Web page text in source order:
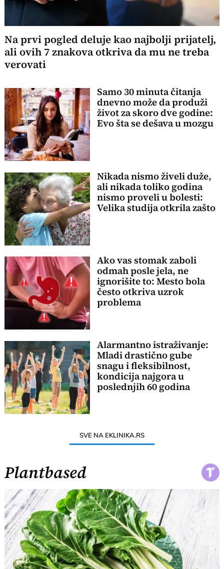
Na prvi pogled deluje kao najbolji prijatelj,
ali ovih 7 znakova otkriva da mu ne treba
verovati
Samo 30 minuta čitanja
dnevno može da produži
život za skoro dve godine:
Evo šta se dešava u mozgu
Nikada nismo živeli duže,
ali nikada toliko godina
nismo proveli u bolesti:
Velika studija otkrila zašto
Ako vas stomak zaboli
odmah posle jela, ne
ignorišite to: Mesto bola
često otkriva uzrok
problema
Alarmantno istraživanje:
Mladi drastično gube
snagu i fleksibilnost,
kondicija najgora u
poslednjih 60 godina
SVE NA EKLINIKA.RS
Plantbased